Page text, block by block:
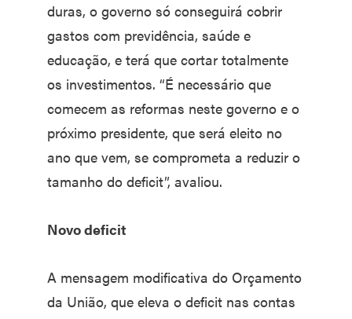
duras, o governo só conseguirá cobrir
gastos com previdência, saúde e
educação, e terá que cortar totalmente
os investimentos. “É necessário que
comecem as reformas neste governo e o
próximo presidente, que será eleito no
ano que vem, se comprometa a reduzir o
tamanho do deficit”, avaliou.
Novo deficit
A mensagem modificativa do Orçamento
da União, que eleva o deficit nas contas